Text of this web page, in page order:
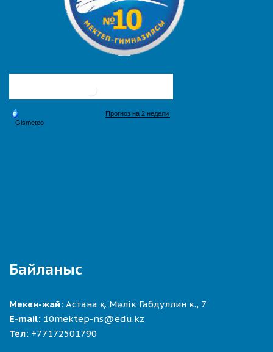
Байланыс
Мекен-жай: Астана қ. Мәлік Габдуллин к., 7
E-mail: 10mektep-ns@edu.kz
Тел: +77172501790